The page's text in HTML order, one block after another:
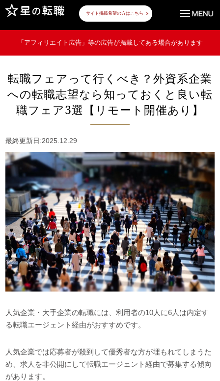
サイト掲載希望の方はこちら
「アフィリエイト広告」等の広告が掲載してある場合があります
転職フェアって行くべき？外資系企業
への転職志望なら知っておくと良い転
職フェア3選【リモート開催あり】
最終更新日:2025.12.29
人気企業・大手企業の転職には、利用者の10人に6人は内定す
る転職エージェント経由がおすすめです。
人気企業では応募者が殺到して優秀者な方が埋もれてしまうた
め、求人を非公開にして転職エージェント経由で募集する傾向
があります。